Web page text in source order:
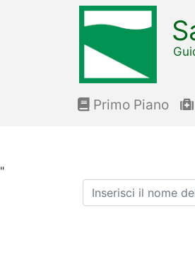
"
Primo Piano
Ricerca